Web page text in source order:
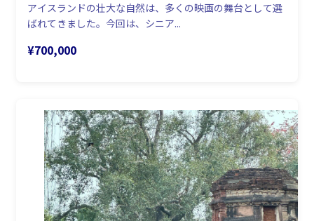
アイスランドの壮大な自然は、多くの映画の舞台として選
ばれてきました。今回は、シニア...
¥700,000